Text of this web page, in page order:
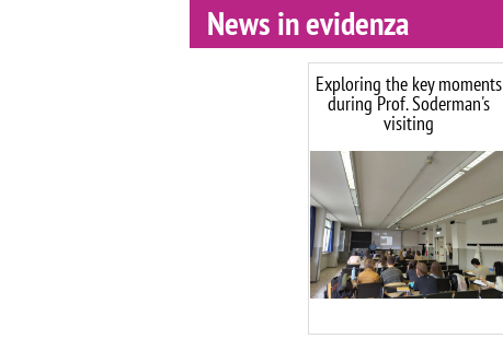
News in evidenza
Exploring the key moments
during Prof. Soderman's
visiting
Image